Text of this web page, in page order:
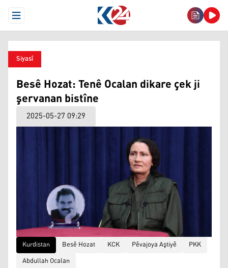
Open Menu
Siyasî
Besê Hozat: Tenê Ocalan dikare çek ji
şervanan bistîne
2025-05-27 09:29
Kurdistan Besê Hozat KCK Pêvajoya Aştiyê
PKK
Abdullah Ocalan